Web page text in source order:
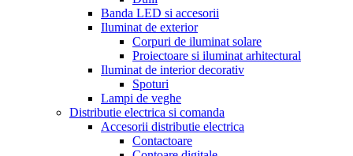
Banda LED si accesorii
Iluminat de exterior
Corpuri de iluminat solare
Proiectoare si iluminat arhitectural
Iluminat de interior decorativ
Spoturi
Lampi de veghe
Distributie electrica si comanda
Accesorii distributie electrica
Contactoare